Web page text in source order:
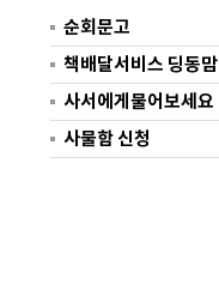
순회문고
책배달서비스 딩동맘
사서에게물어보세요
사물함 신청